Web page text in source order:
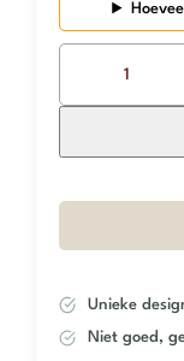
Factory
Extra
Glossy
Unieke
Niet goed,